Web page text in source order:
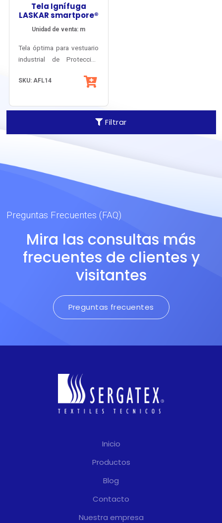
Filtrar
Tela Ignífuga
LASKAR smartpore®
Unidad de venta: m
Tela óptima para vestuario
industrial de Protección
y Arco Eléctrico.
antiestático.
SKU: AFL14
Preguntas Frecuentes (FAQ)
Mira las consultas más
frecuentes de clientes y
visitantes
Preguntas frecuentes
Inicio
Productos
Blog
Contacto
Nuestra empresa